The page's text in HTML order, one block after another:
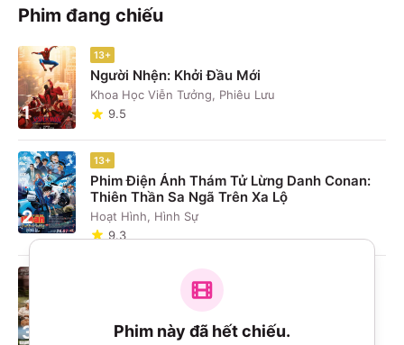
Phim đang chiếu
1
13+
Người Nhện: Khởi Đầu Mới
Khoa Học Viễn Tưởng, Phiêu Lưu
9.5
2
13+
Phim Điện Ảnh Thám Tử Lừng Danh Conan:
Thiên Thần Sa Ngã Trên Xa Lộ
Hoạt Hình, Hình Sự
9.3
3
Thư Tình Gửi Ngoại
9.3
Phim này đã hết chiếu.